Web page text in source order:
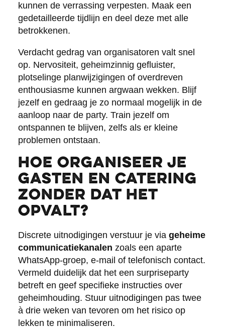
kunnen de verrassing verpesten. Maak een
gedetailleerde tijdlijn en deel deze met alle
betrokkenen.
Verdacht gedrag van organisatoren valt snel
op. Nervositeit, geheimzinnig gefluister,
plotselinge planwijzigingen of overdreven
enthousiasme kunnen argwaan wekken. Blijf
jezelf en gedraag je zo normaal mogelijk in de
aanloop naar de party. Train jezelf om
ontspannen te blijven, zelfs als er kleine
problemen ontstaan.
Hoe organiseer je
gasten en catering
zonder dat het
opvalt?
Discrete uitnodigingen verstuur je via geheime
communicatiekanalen zoals een aparte
WhatsApp-groep, e-mail of telefonisch contact.
Vermeld duidelijk dat het een surpriseparty
betreft en geef specifieke instructies over
geheimhouding. Stuur uitnodigingen pas twee
à drie weken van tevoren om het risico op
lekken te minimaliseren.